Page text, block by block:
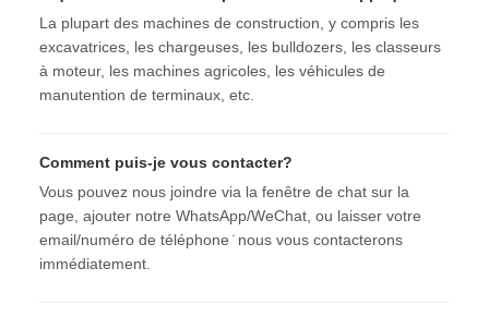
La plupart des machines de construction, y compris les
excavatrices, les chargeuses, les bulldozers, les classeurs
à moteur, les machines agricoles, les véhicules de
manutention de terminaux, etc.
Comment puis-je vous contacter?
Vous pouvez nous joindre via la fenêtre de chat sur la
page, ajouter notre WhatsApp/WeChat, ou laisser votre
email/numéro de téléphone ̇ nous vous contacterons
immédiatement.